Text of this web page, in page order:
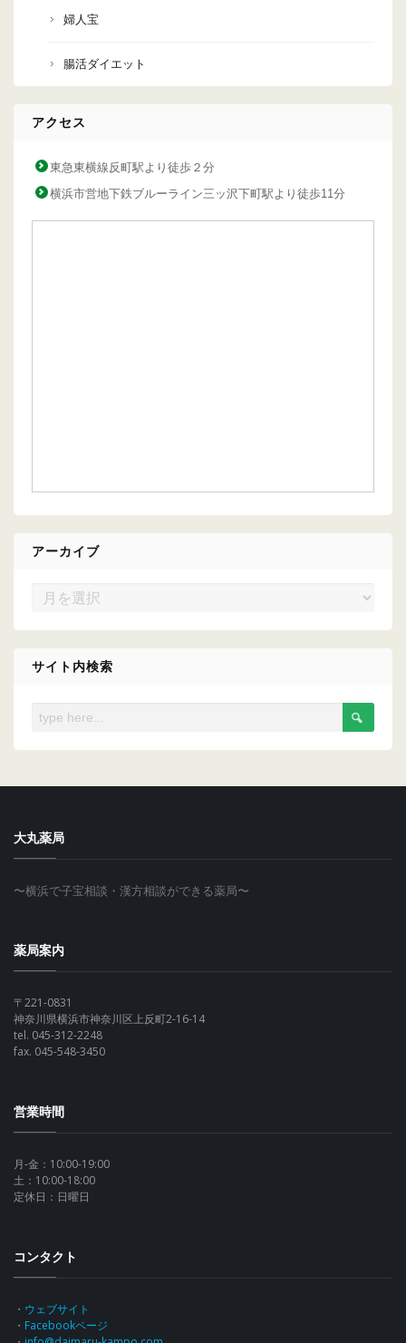
婦人宝
腸活ダイエット
アクセス
東急東横線反町駅より徒歩２分
横浜市営地下鉄ブルーライン三ッ沢下町駅より徒歩11分
アーカイブ
イ
サイト内検索
大丸薬局
〜横浜で子宝相談・漢方相談ができる薬局〜
薬局案内
〒221-0831
神奈川県横浜市神奈川区上反町2-16-14
tel. 045-312-2248
fax. 045-548-3450
営業時間
月-金：10:00-19:00
土：10:00-18:00
定休日：日曜日
コンタクト
・ ウェブサイト
・ Facebookページ